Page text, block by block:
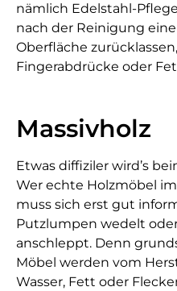
nämlich Edelstahl-
nach der Reinigung
Oberfläche
Fingerabdrücke oder
Massivholz
Etwas diffiziler wird’s
Wer echte Holzmöbel
muss sich erst gut
Putzlumpen wedelt
anschleppt. Denn
Möbel werden vom
Wasser, Fett oder